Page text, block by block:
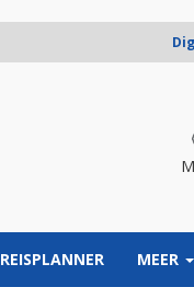
REISPLANNER MEER